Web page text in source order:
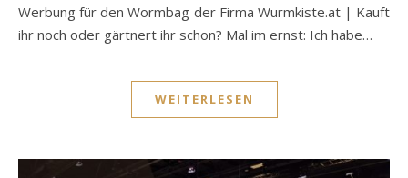
Werbung für den Wormbag der Firma Wurmkiste.at | Kauft
ihr noch oder gärtnert ihr schon? Mal im ernst: Ich habe…
WEITERLESEN